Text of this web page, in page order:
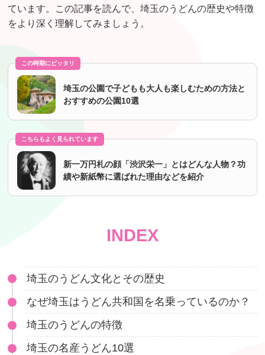
ています。この記事を読んで、埼玉のうどんの歴史や特徴
をより深く理解してみましょう。
この時期にピッタリ
埼玉の公園で子どもも大人も楽しむための方法と
おすすめの公園10選
こちらもよく見られています
新一万円札の顔「渋沢栄一」とはどんな人物？功
績や新紙幣に選ばれた理由などを紹介
INDEX
埼玉のうどん文化とその歴史
なぜ埼玉はうどん共和国を名乗っているのか？
埼玉のうどんの特徴
埼玉の名産うどん10選